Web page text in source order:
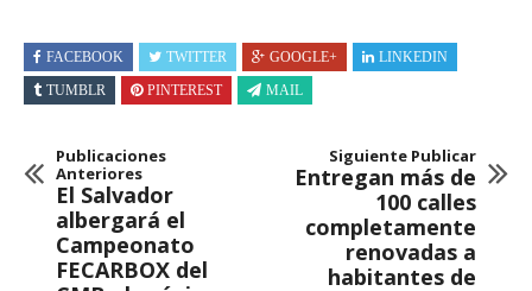
FACEBOOK TWITTER GOOGLE+
LINKEDIN
TUMBLR
PINTEREST MAIL
Publicaciones
Anteriores
El Salvador
albergará el
Campeonato
FECARBOX del
Siguiente Publicar
Entregan más de
100 calles
completamente
renovadas a
habitantes de